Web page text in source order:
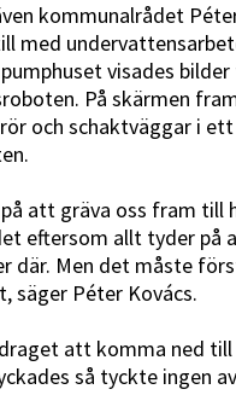
kommunalrådet
med
visades
På skärmen
och schaktväggar i
att gräva oss fram till
eftersom allt tyder på
där. Men det måste
säger Péter Kovács.
att komma ned
så tyckte ingen